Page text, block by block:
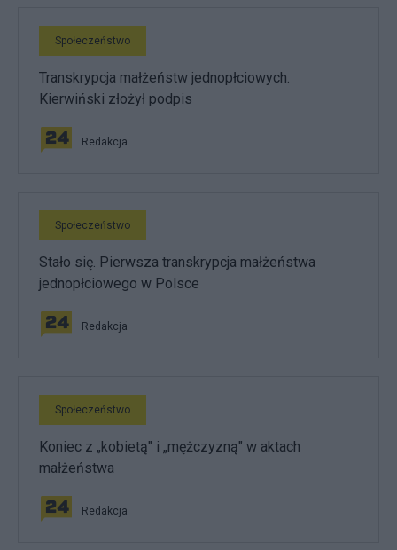
Społeczeństwo
Transkrypcja małżeństw jednopłciowych.
Kierwiński złożył podpis
Redakcja
Społeczeństwo
Stało się. Pierwsza transkrypcja małżeństwa
jednopłciowego w Polsce
Redakcja
Społeczeństwo
Koniec z „kobietą" i „mężczyzną" w aktach
małżeństwa
Redakcja